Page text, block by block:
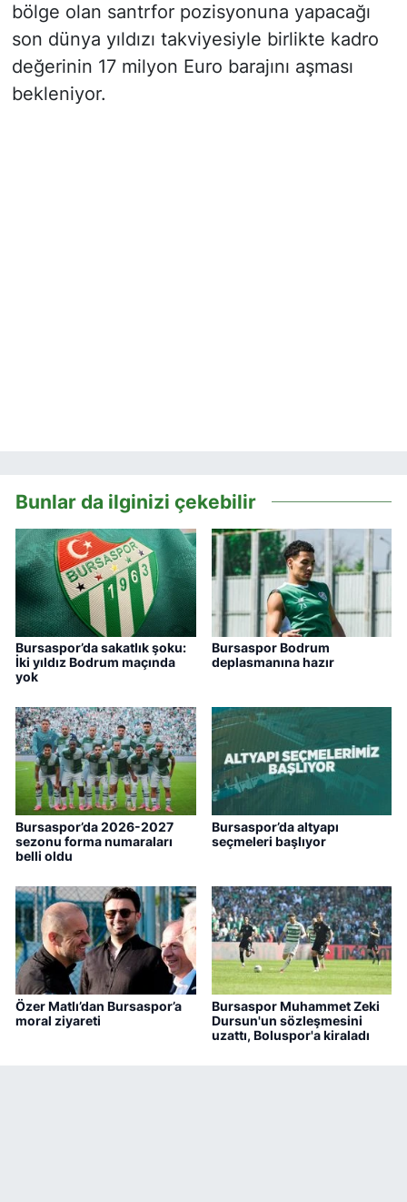
bölge olan santrfor pozisyonuna yapacağı
son dünya yıldızı takviyesiyle birlikte kadro
değerinin 17 milyon Euro barajını aşması
bekleniyor.
Bunlar da ilginizi çekebilir
Bursaspor’da sakatlık şoku:
İki yıldız Bodrum maçında
yok
Bursaspor Bodrum
deplasmanına hazır
Bursaspor’da 2026-2027
sezonu forma numaraları
belli oldu
Bursaspor’da altyapı
seçmeleri başlıyor
Özer Matlı’dan Bursaspor’a
moral ziyareti
Bursaspor Muhammet Zeki
Dursun'un sözleşmesini
uzattı, Boluspor'a kiraladı